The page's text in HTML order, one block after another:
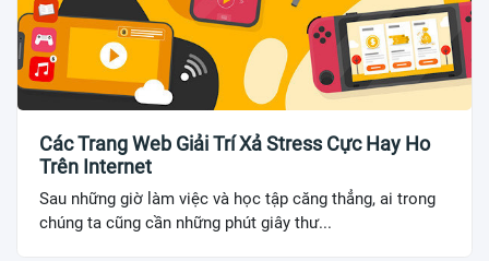
Các Trang Web Giải Trí Xả Stress Cực Hay Ho
Trên Internet
Sau những giờ làm việc và học tập căng thẳng, ai trong
chúng ta cũng cần những phút giây thư...